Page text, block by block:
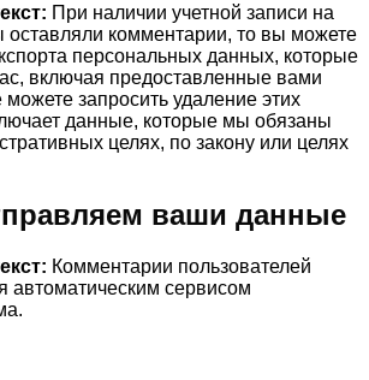
При наличии учетной записи на
оставляли комментарии, то вы можете
персональных данных, которые
включая предоставленные вами
запросить удаление этих
данные, которые мы обязаны
целях, по закону или целях
ваши данные
Комментарии пользователей
автоматическим сервисом